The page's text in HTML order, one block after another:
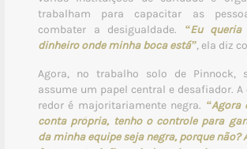
trabalham para capacitar as
combater a desigualdade. “Eu
dinheiro onde minha boca está”, ela diz
Agora, no trabalho solo de Pinnock,
assume um papel central e desafiador. A
redor é majoritariamente negra. “Agora
conta própria, tenho o controle para
da minha equipe seja negra, porque não?